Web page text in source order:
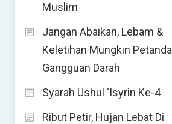
Muslim
Jangan Abaikan, Lebam &
Keletihan Mungkin Petanda
Gangguan Darah
Syarah Ushul ‘Isyrin Ke-4
Ribut Petir, Hujan Lebat Di